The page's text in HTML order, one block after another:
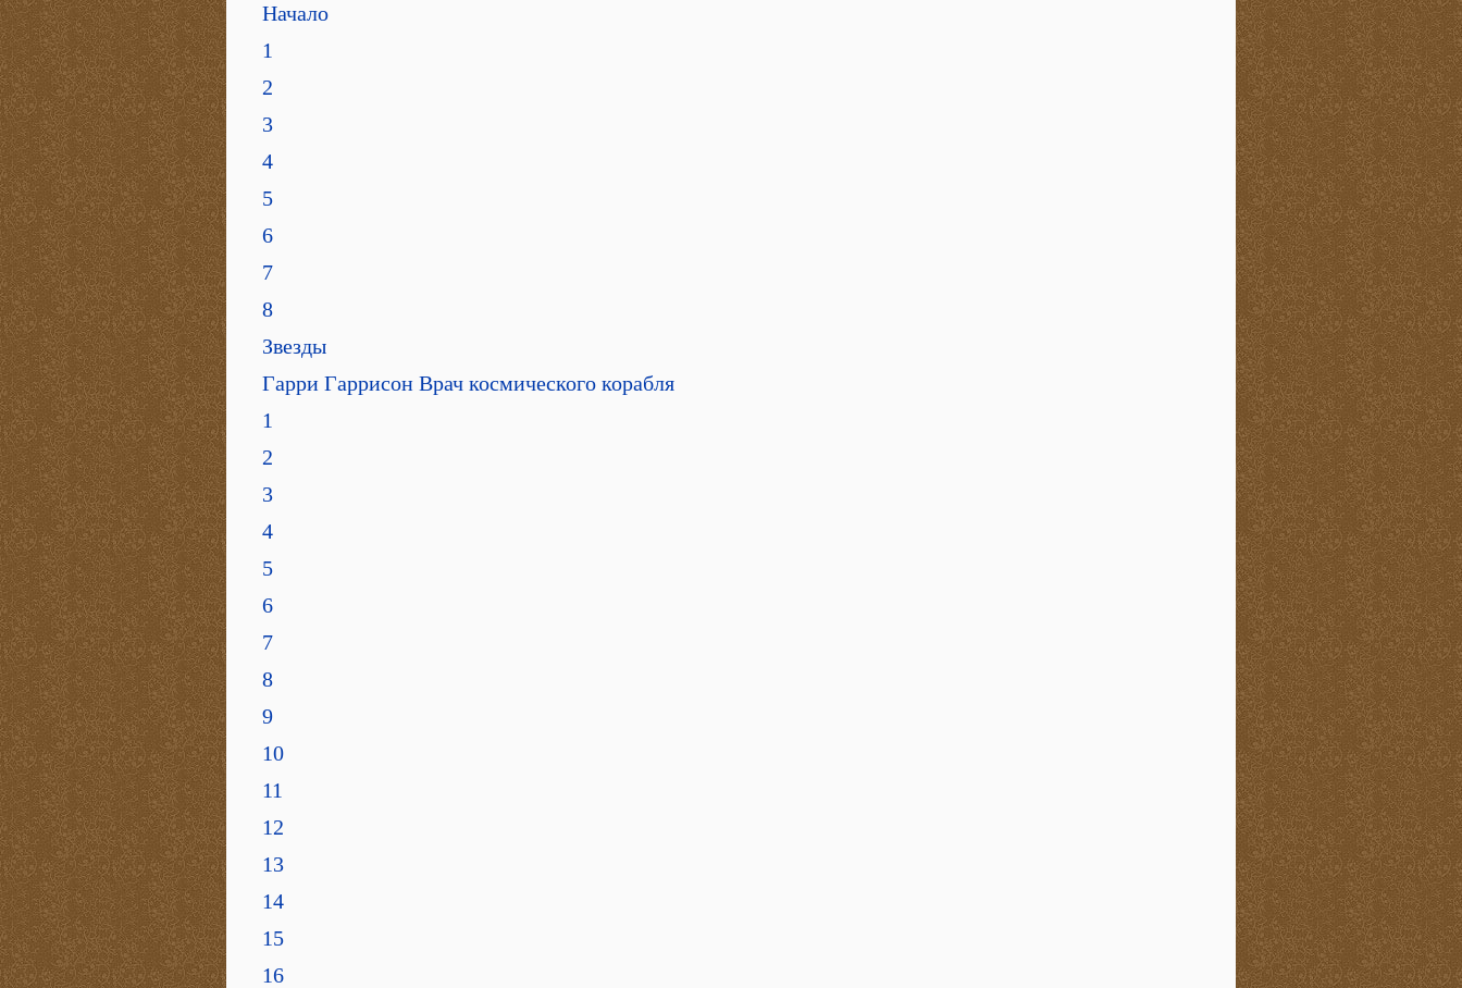
Начало
1
2
3
4
5
6
7
8
Звезды
Гарри Гаррисон Врач космического корабля
1
2
3
4
5
6
7
8
9
10
11
12
13
14
15
16